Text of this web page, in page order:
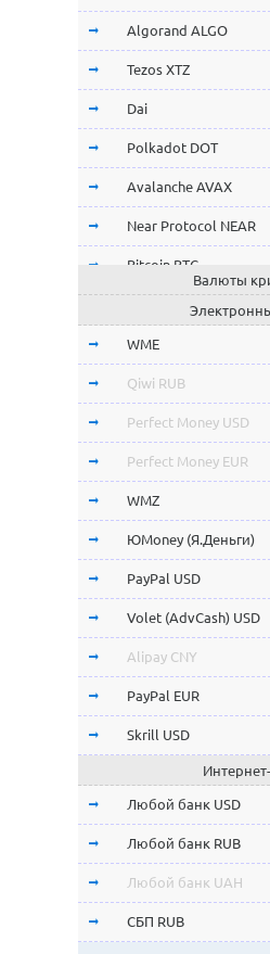
Algorand ALGO
Tezos XTZ
Dai
Polkadot DOT
Avalanche AVAX
Near Protocol NEAR
Bitcoin BTC
Terra LUNA
Cardano ADA
OmiseGo OMG
Verge XVG
BitTorrent BTT
Stellar Lumens XLM
EOS
NEO
ChainLink LINK
Qtum
Iota MIOTA
Waves
Zcash ZEC
Ontology ONT
0x ZRX
VeChain VET
Валюты
WME
Qiwi RUB
Perfect Money USD
Perfect Money EUR
WMZ
ЮMoney (Я.Деньги)
PayPal USD
Volet (AdvCash) USD
Alipay CNY
PayPal EUR
Skrill USD
Volet (AdvCash) RUB
Volet (AdvCash) EUR
Volet (AdvCash) KZT
ePayments USD
Любой банк USD
Любой банк RUB
Любой банк UAH
СБП RUB